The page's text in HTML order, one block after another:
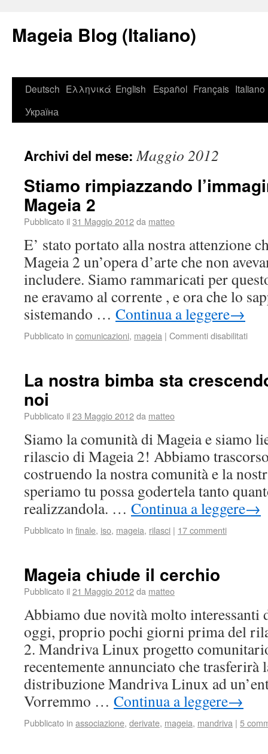
Mageia Blog (Italiano)
Deutsch Ελληνικά English Español Français Italiano
Україна
Archivi del mese:Maggio 2012
Stiamo rimpiazzando
Mageia 2
Pubblicato il 31 Maggio 2012da matteo
E’ stato portato alla nostra attenzione
Mageia 2 un’opera d’arte che non
includere. Siamo rammaricati per
ne eravamo al corrente , e ora che lo
sistemando … Continua a leggere→
Pubblicato in comunicazioni, mageia | Commenti disabilitati
La nostra bimba sta
noi
Pubblicato il 23 Maggio 2012da matteo
Siamo la comunità di Mageia e siamo
rilascio di Mageia 2! Abbiamo
costruendo la nostra comunità e la
speriamo tu possa godertela tanto
realizzandola. … Continua a leggere→
Pubblicato in finale, iso, mageia, rilasci | 17 commenti
Mageia chiude il cerchio
Pubblicato il 21 Maggio 2012da matteo
Abbiamo due novità molto interessanti
oggi, proprio pochi giorni prima del
2. Mandriva Linux progetto
recentemente annunciato che trasferirà
distribuzione Mandriva Linux ad
Vorremmo … Continua a leggere→
Pubblicato in associazione, derivate, mageia, mandriva | 5